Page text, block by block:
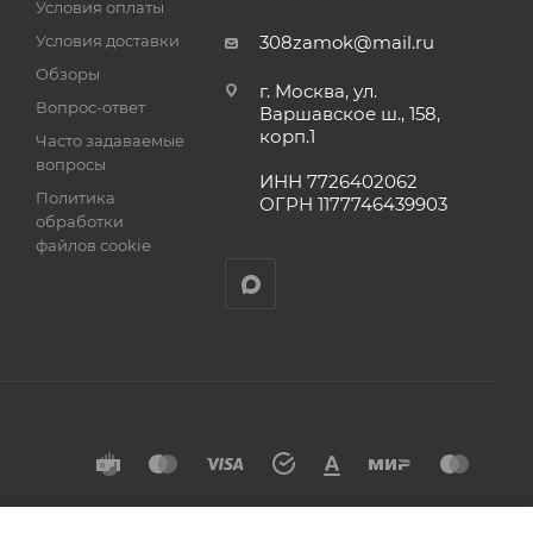
Условия оплаты
Условия доставки
Обзоры
Вопрос-ответ
Часто задаваемые
вопросы
Политика
обработки
файлов cookie
308zamok@mail.ru
г. Москва, ул.
Варшавское ш., 158,
корп.1
ИНН 7726402062
ОГРН 1177746439903